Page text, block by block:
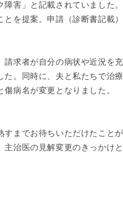
害」と記載されていました
を提案。申請（診断書記載
求者が自分の病状や近況を
。同時に、夫と私たちで治
病名が変更となりました。
すまでお待ちいただけたこと
治医の見解変更のきっかけ